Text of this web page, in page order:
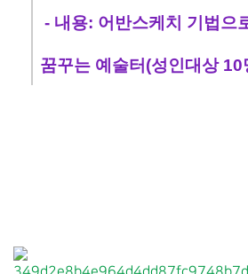
- 내용: 어반스케치 기법으
꿈꾸는 예술터(성인대상 10